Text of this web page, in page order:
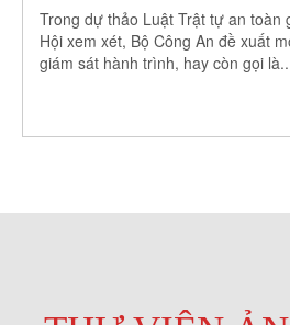
Trong dự thảo Luật Trật tự an toàn
Hội xem xét, Bộ Công An đề xuất
giám sát hành trình, hay còn gọi là..